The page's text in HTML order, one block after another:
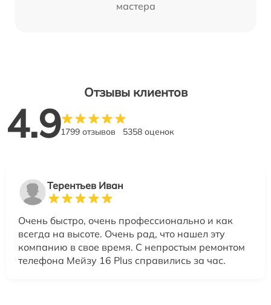
мастера
Отзывы клиентов
4.91799 отзывов 5358 оценок
Терентьев Иван
Очень быстро, очень профессионально и как
всегда на высоте. Очень рад, что нашел эту
компанию в свое время. С непростым ремонтом
телефона Мейзу 16 Plus справились за час.